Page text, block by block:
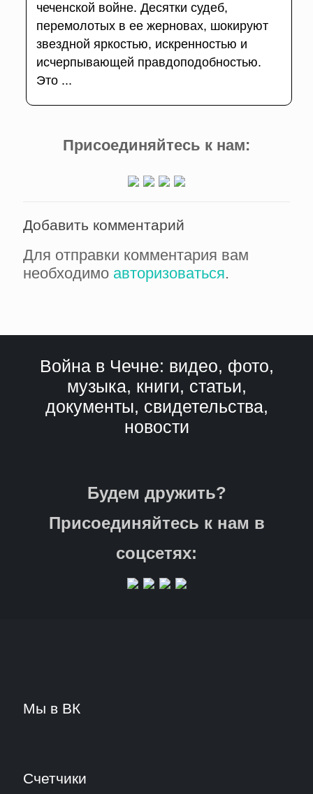
чеченской войне. Десятки судеб,
перемолотых в ее жерновах, шокируют
звездной яркостью, искренностью и
исчерпывающей правдоподобностью.
Это ...
Присоединяйтесь к нам:
Добавить комментарий
Для отправки комментария вам
необходимо авторизоваться.
Война в Чечне: видео, фото,
музыка, книги, статьи,
документы, свидетельства,
новости
Будем дружить?
Присоединяйтесь к нам в
соцсетях:
Мы в ВК
Счетчики